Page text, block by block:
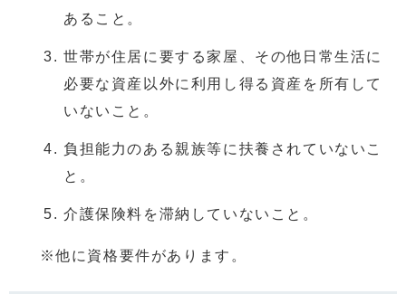
あること。
世帯が住居に要する家屋、その他日常生活に
必要な資産以外に利用し得る資産を所有して
いないこと。
負担能力のある親族等に扶養されていないこ
と。
介護保険料を滞納していないこと。
※他に資格要件があります。